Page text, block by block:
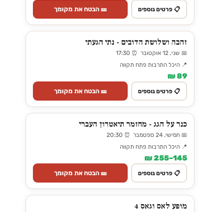
📋 פרטים נוספים 🎫 הבטח את מקומך
זהבה ושלושת הדובים - נתי הגעתי
📅 שני, 12 אוקטובר ⏰ 17:30
📍 היכל התרבות פתח תקווה
89 ₪
📋 פרטים נוספים 🎫 הבטח את מקומך
כנר על הגג - מחזמר תיאטרון העברי
📅 חמישי, 24 ספטמבר ⏰ 20:30
📍 היכל התרבות פתח תקווה
145–255 ₪
📋 פרטים נוספים 🎫 הבטח את מקומך
מופע לאס וגאס 4